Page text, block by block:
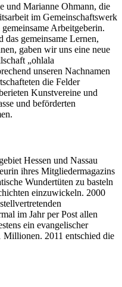
und Marianne Ohmann, die
im Gemeinschaftswerk
Arbeitgeberin.
gemeinsame Lernen,
gaben wir uns eine neue
„ohlala
unseren Nachnamen
die Felder
Kunstvereine und
und beförderten
Hessen und Nassau
ihres Mitgliedermagazins
Wundertüten zu basteln
einzuwickeln. 2000
im Jahr per Post allen
ein evangelischer
2011 entschied die